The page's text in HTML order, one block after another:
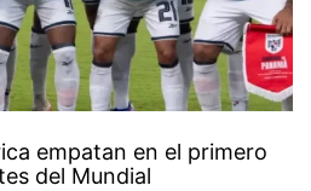
empatan en el primero
del Mundial